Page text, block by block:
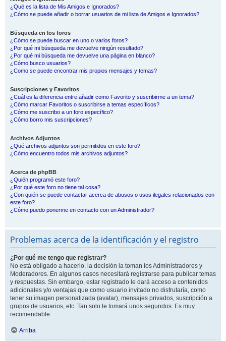
¿Qué es la lista de Mis Amigos e Ignorados?
¿Cómo se puede añadir o borrar usuarios de mi lista de Amigos e Ignorados?
Búsqueda en los foros
¿Cómo se puede buscar en uno o varios foros?
¿Por qué mi búsqueda me devuelve ningún resultado?
¿Por qué mi búsqueda me devuelve una página en blanco?
¿Cómo busco usuarios?
¿Como se puede encontrar mis propios mensajes y temas?
Suscripciones y Favoritos
¿Cuál es la diferencia entre añadir como Favorito y suscribirme a un tema?
¿Cómo marcar Favoritos o suscribirse a temas específicos?
¿Cómo me suscribo a un foro específico?
¿Cómo borro mis suscripciones?
Archivos Adjuntos
¿Qué archivos adjuntos son permitidos en este foro?
¿Cómo encuentro todos mis archivos adjuntos?
Acerca de phpBB
¿Quién programó este foro?
¿Por qué este foro no tiene tal cosa?
¿Con quién se puede contactar acerca de abusos o usos ilegales relacionados con
este foro?
¿Cómo puedo ponerme en contacto con un Administrador?
Problemas acerca de la identificación y el registro
¿Por qué me tengo que registrar?
No está obligado a hacerlo, la decisión la toman los Administradores y
Moderadores. En algunos casos necesitará registrarse para publicar temas
y respuestas. Sin embargo, estar registrado le dará acceso a contenidos
adicionales y/o ventajas que como usuario invitado no disfrutaría, como
tener su imagen personalizada (avatar), mensajes privados, suscripción a
grupos de usuarios, etc. Tan solo le tomará unos segundos. Es muy
recomendable.
Arriba